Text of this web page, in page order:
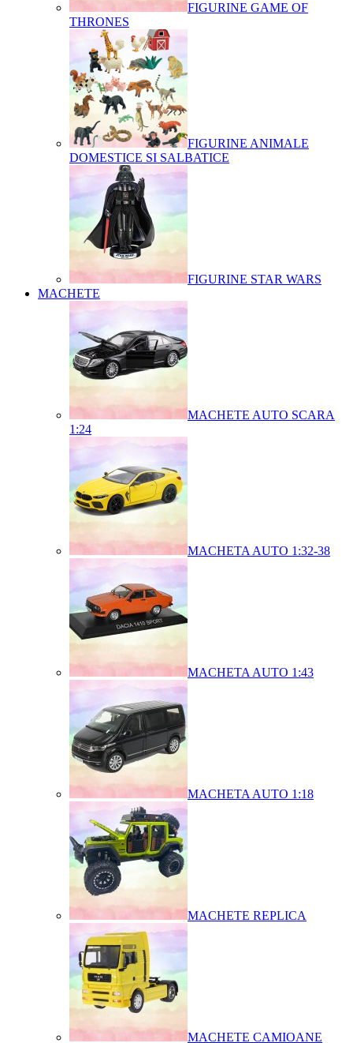
FIGURINE GAME OF
THRONES
FIGURINE ANIMALE
DOMESTICE SI SALBATICE
FIGURINE STAR WARS
MACHETE
MACHETE AUTO SCARA
1:24
MACHETA AUTO 1:32-38
MACHETA AUTO 1:43
MACHETA AUTO 1:18
MACHETE REPLICA
MACHETE CAMIOANE